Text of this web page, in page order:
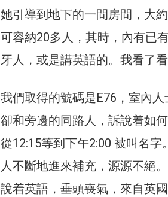
她引導到地下的一間房間，大
可容納20多人，其時，內有已
牙人，或是講英語的。我看了
我們取得的號碼是E76，室內
卻和旁邊的同路人，訴說着如
從12:15等到下午2:00 被叫名
人不斷地進來補充，源源不絕
說着英語，垂頭喪氣，來自英